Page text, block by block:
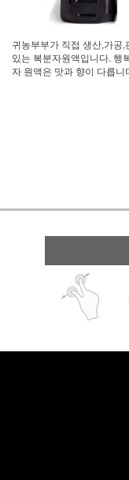
귀농부부가 직접 생산,가공,
있는 복분자원액입니다. 행
자 원액은 맛과 향이 다릅니